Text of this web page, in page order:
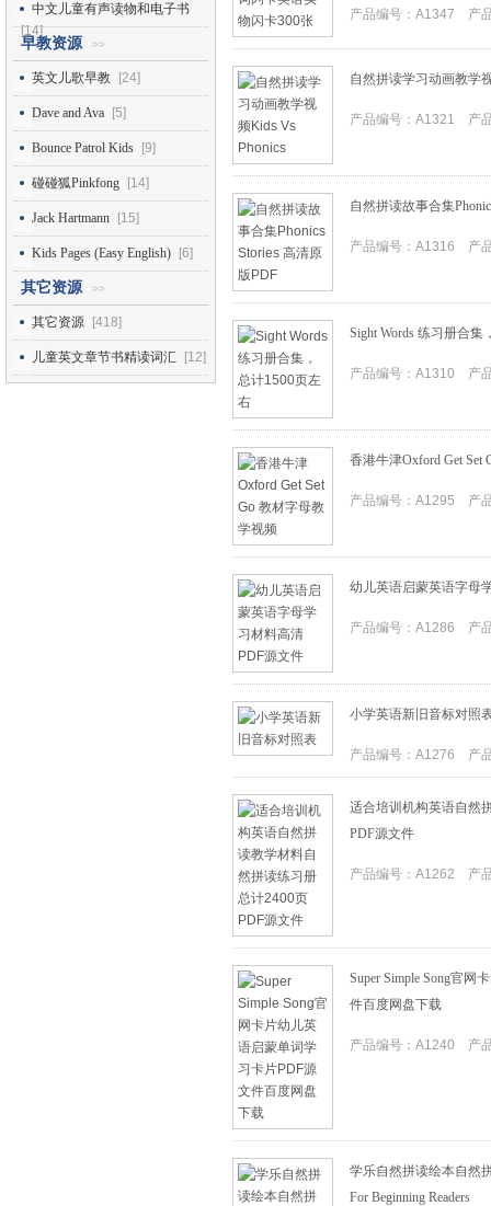
中文儿童有声读物和电子书
[14]
早教资源 >>
英文儿歌早教 [24]
Dave and Ava [5]
Bounce Patrol Kids [9]
碰碰狐Pinkfong [14]
Jack Hartmann [15]
Kids Pages (Easy English) [6]
其它资源 >>
其它资源 [418]
儿童英文章节书精读词汇 [12]
产品编号：A1347 产
自然拼读学习动画教学
产品编号：A1321 产
自然拼读故事合集
产品编号：A1316 产
Sight Words 练习册合集
产品编号：A1310 产
香港牛津Oxford Get Set
产品编号：A1295 产
幼儿英语启蒙英语字母
产品编号：A1286 产
小学英语新旧音标对照
产品编号：A1276 产
适合培训机构英语自然
PDF源文件
产品编号：A1262 产
Super Simple Song官网
件百度网盘下载
产品编号：A1240 产
学乐自然拼读绘本自然
For Beginning Readers